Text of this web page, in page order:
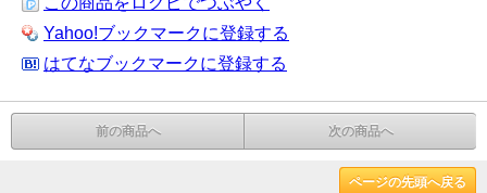
Yahoo!ブックマークに登録する
はてなブックマークに登録する
前の商品へ 次の商品へ
ページの先頭へ戻る